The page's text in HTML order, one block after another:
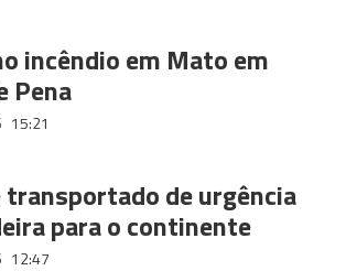
incêndio em Mato em
Pena
15:21
transportado de urgência
para o continente
12:47